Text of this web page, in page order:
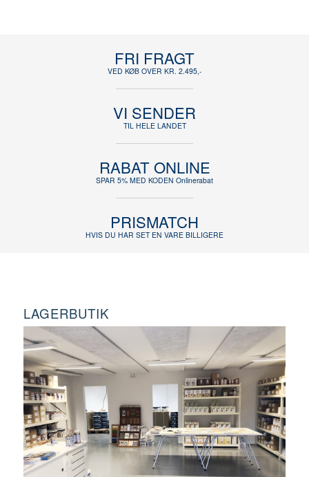
FRI FRAGT
VED KØB OVER KR. 2.495,-
VI SENDER
TIL HELE LANDET
RABAT ONLINE
SPAR 5% MED KODEN Onlinerabat
PRISMATCH
HVIS DU HAR SET EN VARE BILLIGERE
LAGERBUTIK